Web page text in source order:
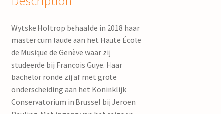
Wytske Holtrop behaalde in 2018 haar
master cum laude aan het Haute École
de Musique de Genève waar zij
studeerde bij François Guye. Haar
bachelor ronde zij af met grote
onderscheiding aan het Koninklijk
Conservatorium in Brussel bij Jeroen